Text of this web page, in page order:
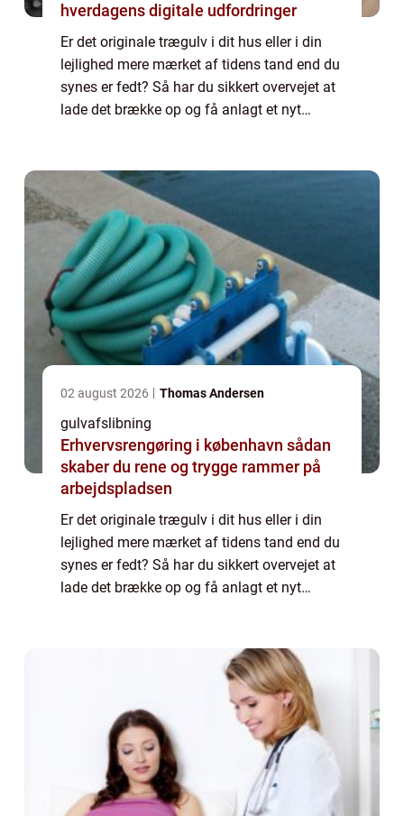
hverdagens digitale udfordringer
Er det originale trægulv i dit hus eller i din
lejlighed mere mærket af tidens tand end du
synes er fedt? Så har du sikkert overvejet at
lade det brække op og få anlagt et nyt
02 august 2026 Thomas Andersen
gulvafslibning
Erhvervsrengøring i københavn sådan
skaber du rene og trygge rammer på
arbejdspladsen
Er det originale trægulv i dit hus eller i din
lejlighed mere mærket af tidens tand end du
synes er fedt? Så har du sikkert overvejet at
lade det brække op og få anlagt et nyt